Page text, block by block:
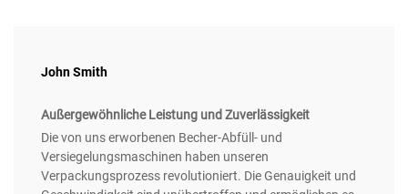
John Smith
Außergewöhnliche Leistung und Zuverlässigkeit
Die von uns erworbenen Becher-Abfüll- und
Versiegelungsmaschinen haben unseren
Verpackungsprozess revolutioniert. Die Genauigkeit und